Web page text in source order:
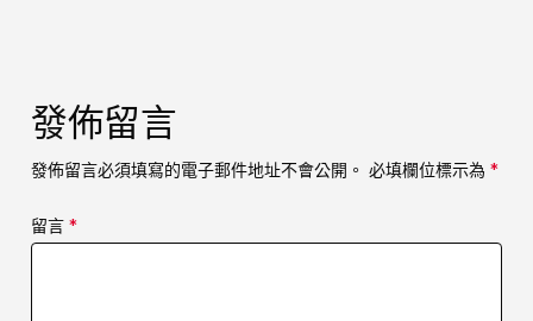
發佈留言
發佈留言必須填寫的電子郵件地址不會公開。 必填欄位標示為 *
留言 *